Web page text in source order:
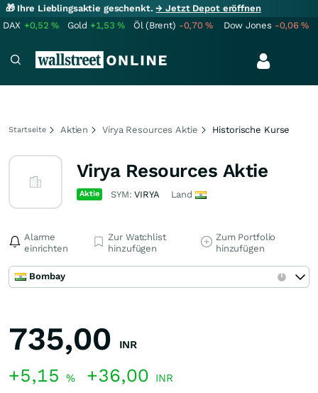
🎁 Ihre Lieblingsaktie geschenkt.→ Jetzt Depot eröffnen
DAX +0,52% Gold +1,53% Öl (Brent) -0,70% Dow Jones -0,06%
Startseite Aktien Virya Resources Aktie Historische Kurse
Virya Resources Aktie
Aktie SYM:VIRYA Land
Alarme
einrichten
Zur Watchlist
hinzufügen
Zum Portfolio
hinzufügen
Bombay
735,00 INR
+5,15 % +36,00 INR